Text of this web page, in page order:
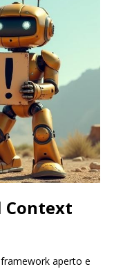
Context
aperto e